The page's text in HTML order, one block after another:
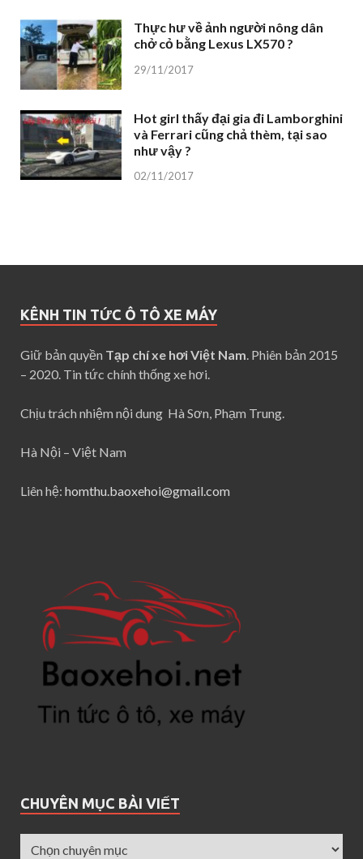
Thực hư về ảnh người nông dân
chở cỏ bằng Lexus LX570 ?
29/11/2017
Hot girl thấy đại gia đi Lamborghini
và Ferrari cũng chả thèm, tại sao
như vậy ?
02/11/2017
KÊNH TIN TỨC Ô TÔ XE MÁY
Giữ bản quyền Tạp chí xe hơi Việt Nam. Phiên bản 2015
– 2020. Tin tức chính thống xe hơi.
Chịu trách nhiệm nội dung Hà Sơn, Phạm Trung.
Hà Nội – Việt Nam
Liên hệ: homthu.baoxehoi@gmail.com
CHUYÊN MỤC BÀI VIẾT